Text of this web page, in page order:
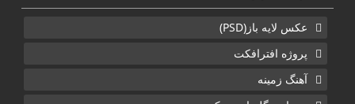
عکس لایه باز(PSD)
پروژه افترافکت
آهنگ زمینه